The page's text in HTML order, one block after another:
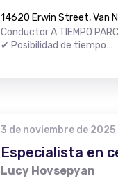
14620 Erwin Street, Van
Conductor A TIEMPO
✔ Posibilidad de tiempo…
3 de noviembre de 2025
Especialista en
Lucy Hovsepyan